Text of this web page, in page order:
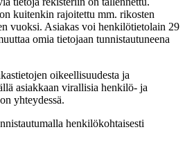
kuitenkin rajoitettu mm. rikosten
vuoksi. Asiakas voi henkilötietolain 29
omia tietojaan tunnistautuneena
oikeellisuudesta ja
asiakkaan virallisia henkilö- ja
yhteydessä.
henkilökohtaisesti